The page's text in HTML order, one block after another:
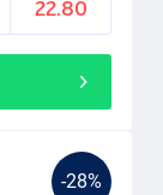
22.80
-28%